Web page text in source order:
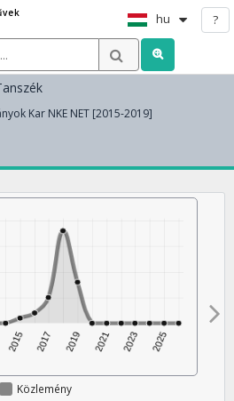
hu ?
Kar NKE NET [2015-2019]
Közlemény